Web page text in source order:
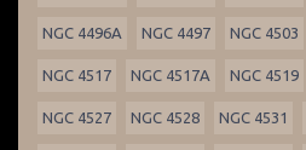
NGC 4496A NGC 4497 NGC 4503
NGC 4517 NGC 4517A NGC 4519
NGC 4527 NGC 4528 NGC 4531